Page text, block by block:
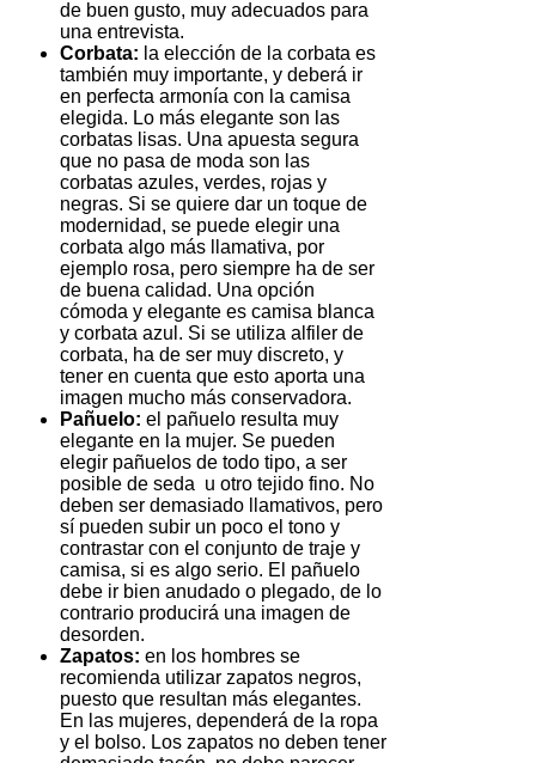
de buen gusto, muy adecuados para
una entrevista.
Corbata: la elección de la corbata es
también muy importante, y deberá ir
en perfecta armonía con la camisa
elegida. Lo más elegante son las
corbatas lisas. Una apuesta segura
que no pasa de moda son las
corbatas azules, verdes, rojas y
negras. Si se quiere dar un toque de
modernidad, se puede elegir una
corbata algo más llamativa, por
ejemplo rosa, pero siempre ha de ser
de buena calidad. Una opción
cómoda y elegante es camisa blanca
y corbata azul. Si se utiliza alfiler de
corbata, ha de ser muy discreto, y
tener en cuenta que esto aporta una
imagen mucho más conservadora.
Pañuelo: el pañuelo resulta muy
elegante en la mujer. Se pueden
elegir pañuelos de todo tipo, a ser
posible de seda u otro tejido fino. No
deben ser demasiado llamativos, pero
sí pueden subir un poco el tono y
contrastar con el conjunto de traje y
camisa, si es algo serio. El pañuelo
debe ir bien anudado o plegado, de lo
contrario producirá una imagen de
desorden.
Zapatos: en los hombres se
recomienda utilizar zapatos negros,
puesto que resultan más elegantes.
En las mujeres, dependerá de la ropa
y el bolso. Los zapatos no deben tener